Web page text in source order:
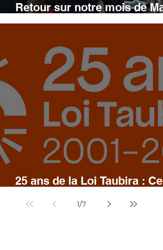
Retour sur notre mois de Mai
2026
25 ans de la Loi Taubira : Ce
1/7